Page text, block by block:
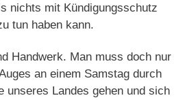
nichts mit Kündigungsschutz
tun haben kann.
Handwerk. Man muss doch nur
an einem Samstag durch
unseres Landes gehen und sich